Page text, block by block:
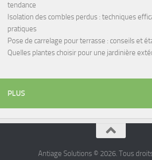
tendance
Isolation des combles perdus : techniques
pratiques
Pose de carrelage pour terrasse : conseils et
Quelles plantes choisir pour une jardinière
PLUS
Antiage Solutions © 2026. Tous